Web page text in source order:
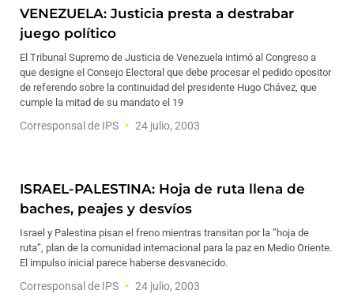
VENEZUELA: Justicia presta a destrabar
juego político
El Tribunal Supremo de Justicia de Venezuela intimó al Congreso a
que designe el Consejo Electoral que debe procesar el pedido opositor
de referendo sobre la continuidad del presidente Hugo Chávez, que
cumple la mitad de su mandato el 19
Corresponsal de IPS 24 julio, 2003
ISRAEL-PALESTINA: Hoja de ruta llena de
baches, peajes y desvíos
Israel y Palestina pisan el freno mientras transitan por la ”hoja de
ruta”, plan de la comunidad internacional para la paz en Medio Oriente.
El impulso inicial parece haberse desvanecido.
Corresponsal de IPS 24 julio, 2003